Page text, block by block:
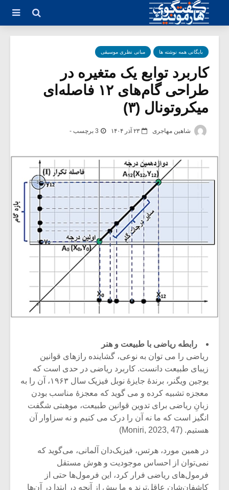
بایگانی همه نوشته ها مبانی نظری موسیقی
کاربرد توابع یک متغیره در
طراحی گام‌های ۱۲ فاصله‌ای
میکروتونال (۳)
شاهین مهاجری ۲۳ آذر ۱۴۰۴ 3 برچسب -
رابطه ریاضی با طبیعت و هنر
ریاضی را می توان به نوعی، گشاینده راز‌های قوانین
زیبای طبیعت دانست. کاربرد ریاضی در حدی است که
یوجین ویگنر، برندۀ جایزۀ نوبل فیزیک سال ۱۹۶۳، آن را به
معجزه تشبیه کرده و می گوید که معجزۀ مناسب بودن
زبانِ ریاضی برای تدوین قوانین طبیعت، موهبتی شگفت
انگیز است که ما نه آن را درک می کنیم و نه سزاوار آن
هستیم. (Moniri, 2023, 47)
در همین مورد، هرتس، فیزیک‌دان آلمانی، می‌گوید که
نمی‌توان از احساس موجودیت و هوش مستقل
فرمول‌های ریاضی فرار کرد، این فرمول‌ها حتی از
کاشفان‌شان عاقل‌ترند و ما بیش از آنچه در ابتدا در آن‌ها